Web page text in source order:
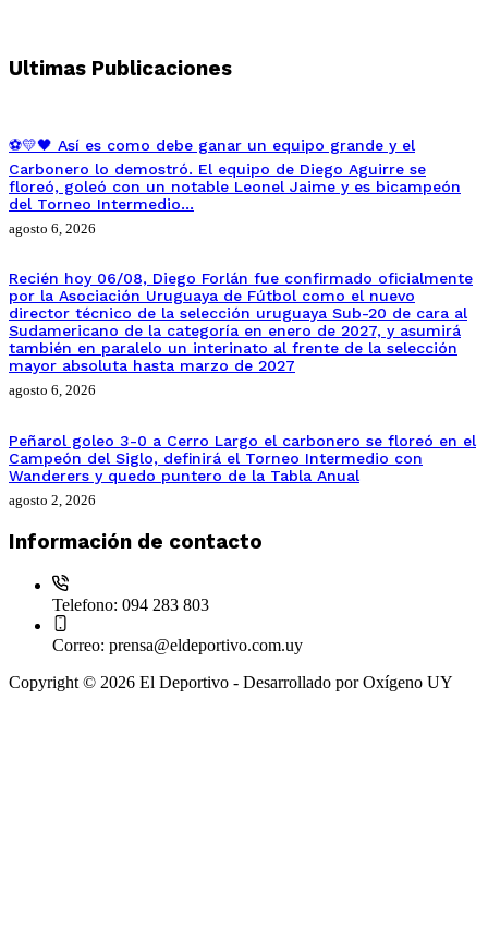
Ultimas Publicaciones
⚽💛🖤 Así es como debe ganar un equipo grande y el
Carbonero lo demostró. El equipo de Diego Aguirre se
floreó, goleó con un notable Leonel Jaime y es bicampeón
del Torneo Intermedio…
agosto 6, 2026
Recién hoy 06/08, Diego Forlán fue confirmado oficialmente
por la Asociación Uruguaya de Fútbol como el nuevo
director técnico de la selección uruguaya Sub-20 de cara al
Sudamericano de la categoría en enero de 2027, y asumirá
también en paralelo un interinato al frente de la selección
mayor absoluta hasta marzo de 2027
agosto 6, 2026
Peñarol goleo 3-0 a Cerro Largo el carbonero se floreó en el
Campeón del Siglo, definirá el Torneo Intermedio con
Wanderers y quedo puntero de la Tabla Anual
agosto 2, 2026
Información de contacto
Telefono: 094 283 803
Correo: prensa@eldeportivo.com.uy
Copyright © 2026 El Deportivo - Desarrollado por Oxígeno UY